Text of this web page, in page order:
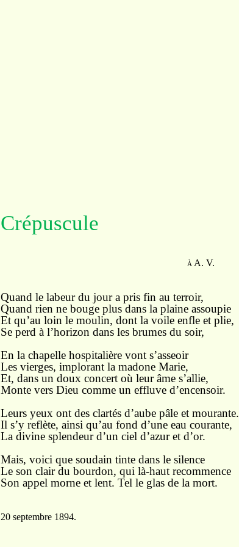
Crépuscule
À A. V.
Quand le labeur du jour a pris fin au terroir,
Quand rien ne bouge plus dans la plaine assoupie
Et qu’au loin le moulin, dont la voile enfle et plie,
Se perd à l’horizon dans les brumes du soir,
En la chapelle hospitalière vont s’asseoir
Les vierges, implorant la madone Marie,
Et, dans un doux concert où leur âme s’allie,
Monte vers Dieu comme un effluve d’encensoir.
Leurs yeux ont des clartés d’aube pâle et mourante.
Il s’y reflète, ainsi qu’au fond d’une eau courante,
La divine splendeur d’un ciel d’azur et d’or.
Mais, voici que soudain tinte dans le silence
Le son clair du bourdon, qui là-haut recommence
Son appel morne et lent. Tel le glas de la mort.
20 septembre 1894.